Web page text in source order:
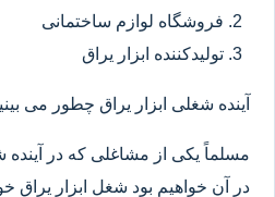
فروشگاه لوازم ساختمانی
تولیدکننده ابزار یراق
آینده شغلی ابزار یراق چطور می
مسلماً یکی از مشاغلی که در
در آن خواهیم بود شغل ابزار یراق